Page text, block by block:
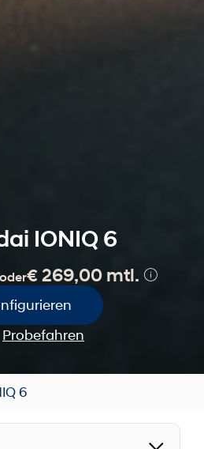
IONIQ 6
oder€ 269,00 mtl.
Probefahren
6